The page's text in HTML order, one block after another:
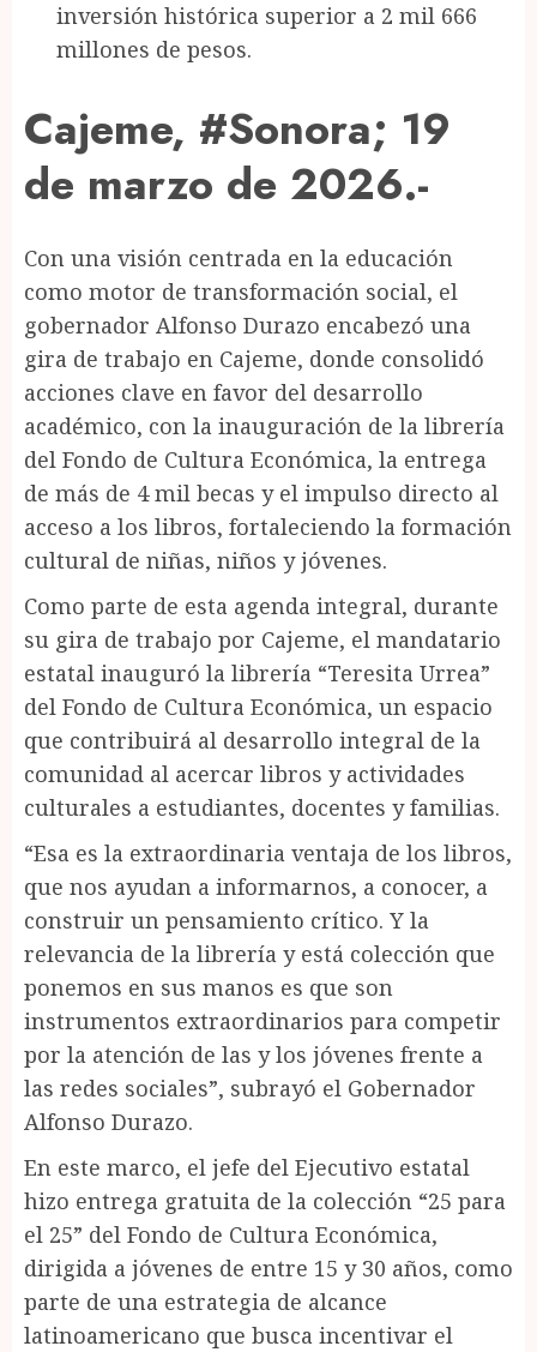
inversión histórica superior a 2 mil 666
millones de pesos.
Cajeme, #Sonora; 19
de marzo de 2026.-
Con una visión centrada en la educación
como motor de transformación social, el
gobernador Alfonso Durazo encabezó una
gira de trabajo en Cajeme, donde consolidó
acciones clave en favor del desarrollo
académico, con la inauguración de la librería
del Fondo de Cultura Económica, la entrega
de más de 4 mil becas y el impulso directo al
acceso a los libros, fortaleciendo la formación
cultural de niñas, niños y jóvenes.
Como parte de esta agenda integral, durante
su gira de trabajo por Cajeme, el mandatario
estatal inauguró la librería “Teresita Urrea”
del Fondo de Cultura Económica, un espacio
que contribuirá al desarrollo integral de la
comunidad al acercar libros y actividades
culturales a estudiantes, docentes y familias.
“Esa es la extraordinaria ventaja de los libros,
que nos ayudan a informarnos, a conocer, a
construir un pensamiento crítico. Y la
relevancia de la librería y está colección que
ponemos en sus manos es que son
instrumentos extraordinarios para competir
por la atención de las y los jóvenes frente a
las redes sociales”, subrayó el Gobernador
Alfonso Durazo.
En este marco, el jefe del Ejecutivo estatal
hizo entrega gratuita de la colección “25 para
el 25” del Fondo de Cultura Económica,
dirigida a jóvenes de entre 15 y 30 años, como
parte de una estrategia de alcance
latinoamericano que busca incentivar el